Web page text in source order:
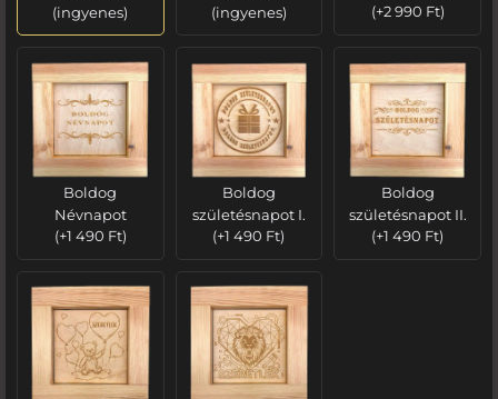
(ingyenes)
(ingyenes)
(+2 990 Ft)
Boldog
Névnapot
(+1 490 Ft)
Boldog
születésnapot I.
(+1 490 Ft)
Boldog
születésnapot II.
(+1 490 Ft)